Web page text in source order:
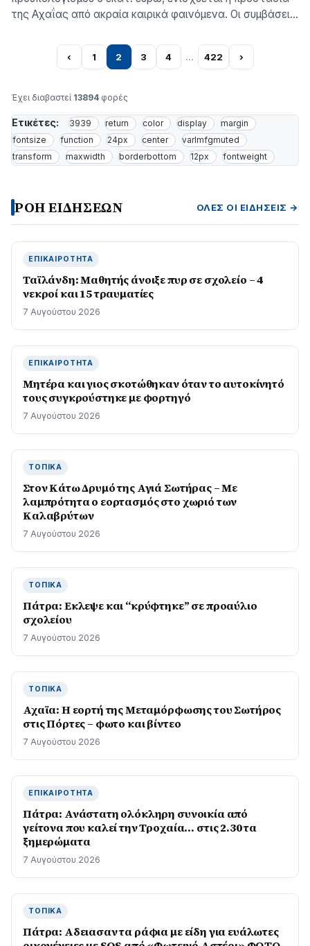
της Αχαΐας από ακραία καιρικά φαινόμενα. Οι συμβάσεις
Νεκτάριος Φαρμάκης προβλέπουν καθαρισμούς,
αποκατάσταση πρανών και ανακατασκευή
στους ποταμούς Πείρο και Παραπείρο, όπου το
‹ 1 2 3 4 … 422 ›
Έχει διαβαστεί 13894 φορές
Ετικέτες: 3939 return color display
margin
fontsize
function 24px center
varlmfgmuted
transform
maxwidth borderbottom 12px fontweight
ΡΟΗ ΕΙΔΗΣΕΩΝ ΌΛΕΣ ΟΙ ΕΙΔΉΣΕΙΣ →
ΕΠΙΚΑΙΡΌΤΗΤΑ
Ταϊλάνδη: Μαθητής άνοιξε πυρ σε σχολείο – 4
νεκροί και 15 τραυματίες
7 Αυγούστου 2026
ΕΠΙΚΑΙΡΌΤΗΤΑ
Μητέρα και γιος σκοτώθηκαν όταν το αυτοκίνητό
τους συγκρούστηκε με φορτηγό
7 Αυγούστου 2026
ΤΟΠΙΚΆ
Στον Κάτω Δρυμό της Αγιά Σωτήρας – Με
λαμπρότητα ο εορτασμός στο χωριό των
Καλαβρύτων
7 Αυγούστου 2026
ΤΟΠΙΚΆ
Πάτρα: Εκλεψε και “κρύφτηκε” σε προαύλιο
σχολείου
7 Αυγούστου 2026
ΤΟΠΙΚΆ
Αχαϊα: Η εορτή της Μεταμόρφωσης του Σωτήρος
στις Πόρτες – φωτο και βίντεο
7 Αυγούστου 2026
ΕΠΙΚΑΙΡΌΤΗΤΑ
Πάτρα: Ανάστατη ολόκληρη συνοικία από
γείτονα που καλεί την Τροχαία… στις 2.30 τα
ξημερώματα
7 Αυγούστου 2026
ΤΟΠΙΚΆ
Πάτρα: Αδειασαν τα ράφια με είδη για ευάλωτες